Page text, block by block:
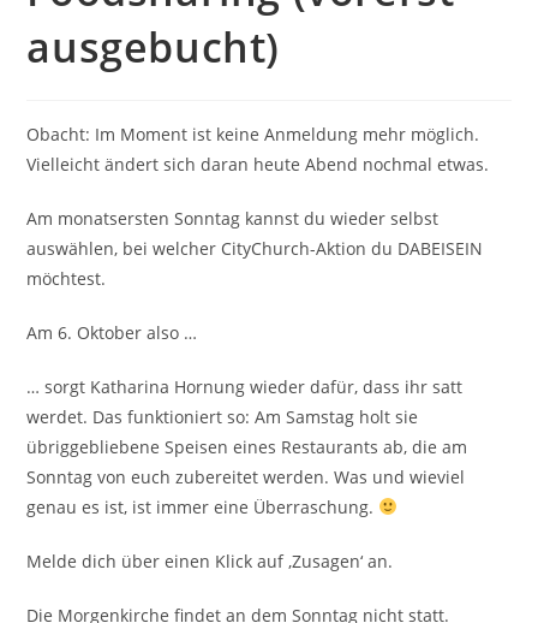
ausgebucht)
Obacht: Im Moment ist keine Anmeldung mehr möglich.
Vielleicht ändert sich daran heute Abend nochmal etwas.
Am monatsersten Sonntag kannst du wieder selbst
auswählen, bei welcher CityChurch-Aktion du DABEISEIN
möchtest.
Am 6. Oktober also …
… sorgt Katharina Hornung wieder dafür, dass ihr satt
werdet. Das funktioniert so: Am Samstag holt sie
übriggebliebene Speisen eines Restaurants ab, die am
Sonntag von euch zubereitet werden. Was und wieviel
genau es ist, ist immer eine Überraschung.
Melde dich über einen Klick auf ‚Zusagen‘ an.
Die Morgenkirche findet an dem Sonntag nicht statt.